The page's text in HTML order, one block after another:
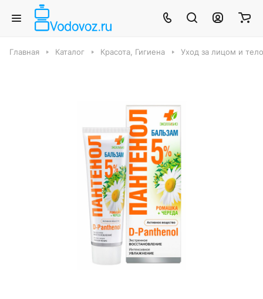
Главная Каталог Красота, Гигиена Уход за лицом и